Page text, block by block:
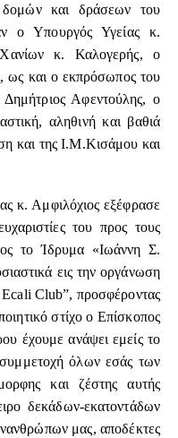
και δράσεων του
ο Υπουργός Υγείας κ.
Χανίων κ. Καλογερής, ο
και ο εκπρόσωπος του
Αφεντούλης, ο
αληθινή και βαθιά
και της Ι.Μ.Κισάμου και
κ. Αμφιλόχιος εξέφρασε
του προς τους
το Ίδρυμα «Ιωάννη Σ.
εις την οργάνωση
Ecali Club”, προσφέροντας
στίχο ο Επίσκοπος
έχουμε ανάψει εμείς το
συμμετοχή όλων εσάς των
και ζέστης αυτής
δεκάδων-εκατοντάδων
μας, αποδέκτες